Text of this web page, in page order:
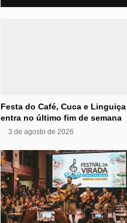
Festa do Café, Cuca e Linguiça
entra no último fim de semana
3 de agosto de 2026